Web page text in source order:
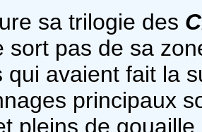
sa trilogie des
sort pas de sa
qui avaient fait la
principaux
pleins de